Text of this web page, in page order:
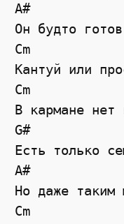
A#
Он будто
Cm
Кантуй или
Cm
В кармане нет
G#
Есть только
A#
Но даже таким
Cm